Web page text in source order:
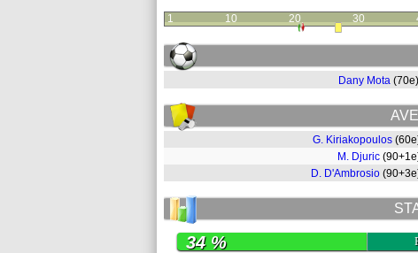
1 10 20 30
Dany Mota
G. Kiriakopoulos
M. Djuric
D. D'Ambrosio
34 %